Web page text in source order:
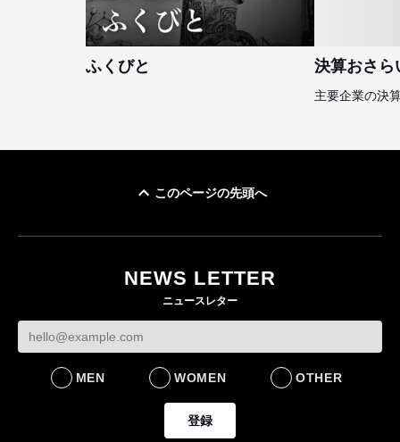
ふくびと 決算おさら
主要企業の決
このページの先頭へ
NEWS LETTER
ニュースレター
MEN WOMEN OTHER
登録